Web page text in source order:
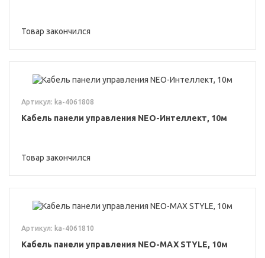
Товар закончился
Артикул: ka-4061808
Кабель панели управления NEO-Интеллект, 10м
Товар закончился
Артикул: ka-4061810
Кабель панели управления NEO-MAX STYLE, 10м